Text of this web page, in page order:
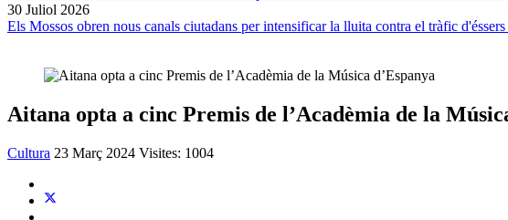
30 Juliol 2026
Els Mossos obren nous canals ciutadans per intensificar la lluita contra el tràfic d'éssers
Aitana opta a cinc Premis de l’Acadèmia de la
Cultura 23 Març 2024 Visites: 1004